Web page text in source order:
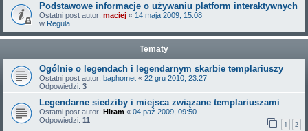
Podstawowe informacje o używaniu platform interaktywnych
Ostatni post autor: maciej « 14 maja 2009, 15:08
w Reguła
Tematy
Ogólnie o legendach i legendarnym skarbie templariuszy
Ostatni post autor: baphomet « 22 gru 2010, 23:27
Odpowiedzi: 3
Legendarne siedziby i miejsca związane templariuszami
Ostatni post autor: Hiram « 04 paź 2009, 09:50
Odpowiedzi: 11 1 2